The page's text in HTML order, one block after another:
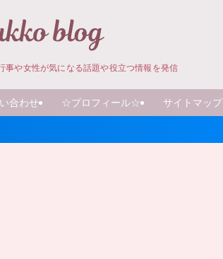
事や女性が気になる話題や役立つ情報を発信
合わせ ☆プロフィール☆ サイトマップ